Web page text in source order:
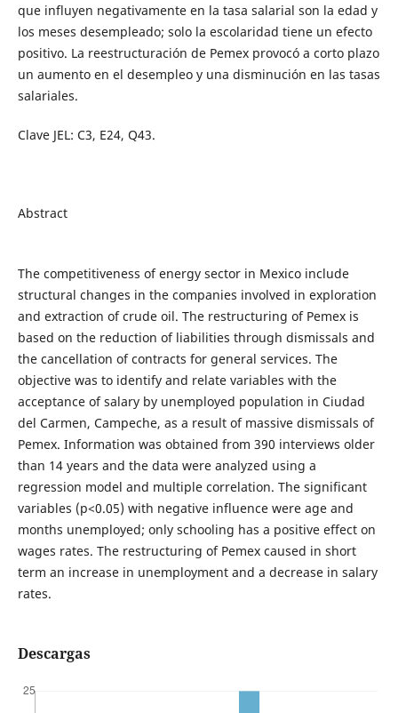
que influyen negativamente en la tasa salarial son la edad y
los meses desempleado; solo la escolaridad tiene un efecto
positivo. La reestructuración de Pemex provocó a corto plazo
un aumento en el desempleo y una disminución en las tasas
salariales.
Clave JEL: C3, E24, Q43.
Abstract
The competitiveness of energy sector in Mexico include
structural changes in the companies involved in exploration
and extraction of crude oil. The restructuring of Pemex is
based on the reduction of liabilities through dismissals and
the cancellation of contracts for general services. The
objective was to identify and relate variables with the
acceptance of salary by unemployed population in Ciudad
del Carmen, Campeche, as a result of massive dismissals of
Pemex. Information was obtained from 390 interviews older
than 14 years and the data were analyzed using a
regression model and multiple correlation. The significant
variables (p<0.05) with negative influence were age and
months unemployed; only schooling has a positive effect on
wages rates. The restructuring of Pemex caused in short
term an increase in unemployment and a decrease in salary
rates.
Descargas